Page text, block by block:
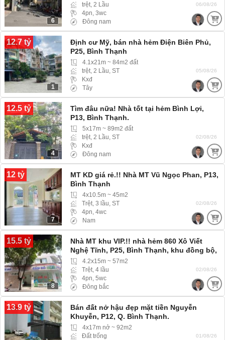
6
trệt, 2 Lầu
4pn, 3wc
Đông nam
06/08/26
12.7 tỷ
1
Định cư Mỹ, bán nhà hẻm Điện Biên Phủ,
P25, Bình Thạnh
4.1x21m ~ 84m2 đất
trệt, 2 Lầu, ST
Kxđ
Tây
05/08/26
12.5 tỷ
4
Tìm đâu nữa! Nhà tốt tại hẻm Bình Lợi,
P13, Bình Thạnh.
5x17m ~ 89m2 đất
trệt, 2 Lầu, ST
Kxđ
Đông nam
02/08/26
12 tỷ
7
MT KD giá rẻ.!! Nhà MT Vũ Ngọc Phan, P13,
Bình Thạnh
4x10.5m ~ 45m2
Trệt, 3 lầu, ST
4pn, 4wc
Nam
02/08/26
15.5 tỷ
8
Nhà MT khu VIP.!! nhà hẻm 860 Xô Viết
Nghệ Tĩnh, P25, Bình Thạnh, khu đồng bộ,
dân trí cao
4.2x15m ~ 57m2
Trệt, 4 lầu
4pn, 5wc
Đông bắc
02/08/26
13.9 tỷ
Bán đất nở hậu đẹp mặt tiền Nguyễn
Khuyễn, P12, Q. Bình Thạnh.
4x17m nở ~ 92m2
Đất trống
01/08/26